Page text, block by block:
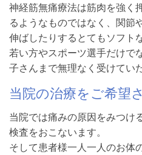
神経筋無痛療法は筋肉を強く
るようなものではなく、関節
伸ばしたりするとてもソフト
若い方やスポーツ選手だけで
子さんまで無理なく受けてい
当院の治療をご希望
当院では痛みの原因をみつけ
検査をおこないます。
そして患者様一人一人のお体